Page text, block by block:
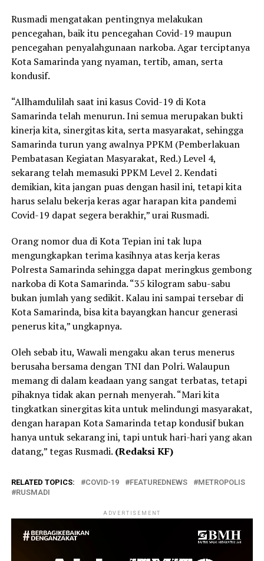
Rusmadi mengatakan pentingnya melakukan
pencegahan, baik itu pencegahan Covid-19 maupun
pencegahan penyalahgunaan narkoba. Agar terciptanya
Kota Samarinda yang nyaman, tertib, aman, serta
kondusif.
“Allhamdulilah saat ini kasus Covid-19 di Kota
Samarinda telah menurun. Ini semua merupakan bukti
kinerja kita, sinergitas kita, serta masyarakat, sehingga
Samarinda turun yang awalnya PPKM (Pemberlakuan
Pembatasan Kegiatan Masyarakat, Red.) Level 4,
sekarang telah memasuki PPKM Level 2. Kendati
demikian, kita jangan puas dengan hasil ini, tetapi kita
harus selalu bekerja keras agar harapan kita pandemi
Covid-19 dapat segera berakhir,” urai Rusmadi.
Orang nomor dua di Kota Tepian ini tak lupa
mengungkapkan terima kasihnya atas kerja keras
Polresta Samarinda sehingga dapat meringkus gembong
narkoba di Kota Samarinda. “35 kilogram sabu-sabu
bukan jumlah yang sedikit. Kalau ini sampai tersebar di
Kota Samarinda, bisa kita bayangkan hancur generasi
penerus kita,” ungkapnya.
Oleh sebab itu, Wawali mengaku akan terus menerus
berusaha bersama dengan TNI dan Polri. Walaupun
memang di dalam keadaan yang sangat terbatas, tetapi
pihaknya tidak akan pernah menyerah. “Mari kita
tingkatkan sinergitas kita untuk melindungi masyarakat,
dengan harapan Kota Samarinda tetap kondusif bukan
hanya untuk sekarang ini, tapi untuk hari-hari yang akan
datang,” tegas Rusmadi. (Redaksi KF)
RELATED TOPICS: COVID-19 FEATUREDNEWS
METROPOLIS
RUSMADI
ADVERTISEMENT